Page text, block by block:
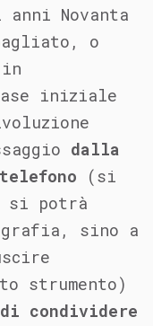
Novanta
o
in
iniziale
dalla
(si
si potrà
sino a
strumento)
condividere